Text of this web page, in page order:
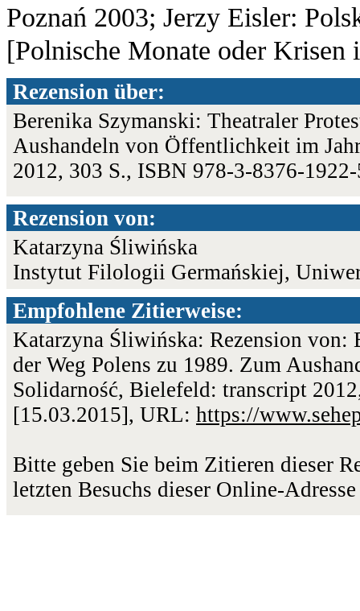
Poznań 2003; Jerzy Eisler:
[Polnische Monate oder Krisen
Rezension über:
Berenika Szymanski: Theatraler
Aushandeln von Öffentlichkeit im
2012, 303 S., ISBN 978-3-8376-
Rezension von:
Katarzyna Śliwińska
Instytut Filologii Germańskiej,
Empfohlene Zitierweise:
Katarzyna Śliwińska: Rezension von:
der Weg Polens zu 1989. Zum
Solidarność, Bielefeld: transcript
[15.03.2015], URL: https://
Bitte geben Sie beim Zitieren dieser
letzten Besuchs dieser Online-Adresse